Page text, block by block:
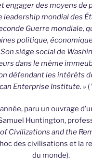
engager des moyens de
leadership mondial des
Guerre mondiale,
politique,
siège social de
dans le même
défendant les intérêts
Enterprise Institute. » (
paru un ouvrage
Huntington,
Civilizations and the
des civilisations et la
du monde).